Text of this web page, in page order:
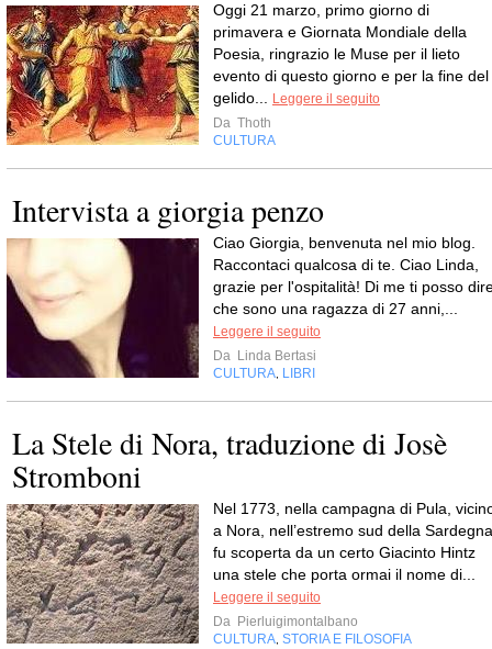
Oggi 21 marzo, primo giorno di
primavera e Giornata Mondiale della
Poesia, ringrazio le Muse per il lieto
evento di questo giorno e per la fine del
gelido... Leggere il seguito
Da Thoth
CULTURA
Intervista a giorgia penzo
Ciao Giorgia, benvenuta nel mio blog.
Raccontaci qualcosa di te. Ciao Linda,
grazie per l'ospitalità! Di me ti posso
che sono una ragazza di 27 anni,...
Leggere il seguito
Da Linda Bertasi
CULTURA, LIBRI
La Stele di Nora, traduzione di Josè
Stromboni
Nel 1773, nella campagna di Pula,
a Nora, nell’estremo sud della
fu scoperta da un certo Giacinto Hintz
una stele che porta ormai il nome di...
Leggere il seguito
Da Pierluigimontalbano
CULTURA, STORIA E FILOSOFIA